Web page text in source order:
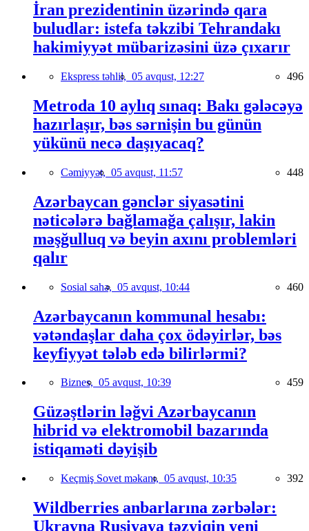
İran prezidentinin üzərində qara
buludlar: istefa təkzibi Tehrandakı
hakimiyyət mübarizəsini üzə çıxarır
Ekspress təhlil, 05 avqust, 12:27 496
Metroda 10 aylıq sınaq: Bakı gələcəyə
hazırlaşır, bəs sərnişin bu günün
yükünü necə daşıyacaq?
Cəmiyyət, 05 avqust, 11:57 448
Azərbaycan gənclər siyasətini
nəticələrə bağlamağa çalışır, lakin
məşğulluq və beyin axını problemləri
qalır
Sosial sahə, 05 avqust, 10:44 460
Azərbaycanın kommunal hesabı:
vətəndaşlar daha çox ödəyirlər, bəs
keyfiyyət tələb edə bilirlərmi?
Biznes, 05 avqust, 10:39 459
Güzəştlərin ləğvi Azərbaycanın
hibrid və elektromobil bazarında
istiqaməti dəyişib
Keçmiş Sovet məkanı, 05 avqust, 10:35 392
Wildberries anbarlarına zərbələr:
Ukrayna Rusiyaya təzyiqin yeni